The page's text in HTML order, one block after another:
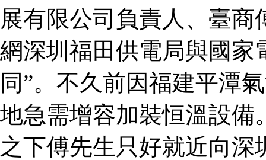
展有限公司負責人、臺
網深圳福田供電局與國家
同”。不久前因福建平潭
地急需增容加裝恒溫設備
之下傅先生只好就近向